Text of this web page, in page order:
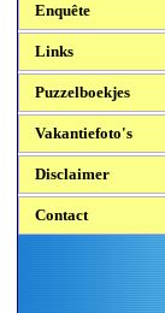
Enquête
Links
Puzzelboekjes
Vakantiefoto's
Disclaimer
Contact